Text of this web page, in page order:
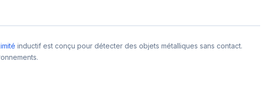
inductif est conçu pour détecter des objets métalliques sans contact.